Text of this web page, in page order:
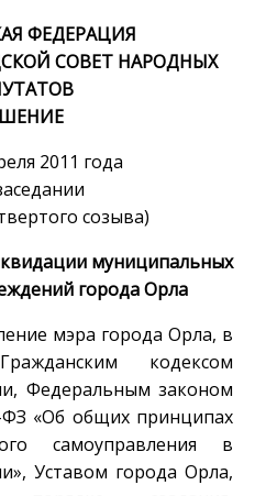
ФЕДЕРАЦИЯ
СОВЕТ НАРОДНЫХ
2011 года
созыва)
муниципальных
города Орла
мэра города Орла, в
кодексом
Федеральным законом
ФЗ «Об общих принципах
самоуправления в
Уставом города Орла,